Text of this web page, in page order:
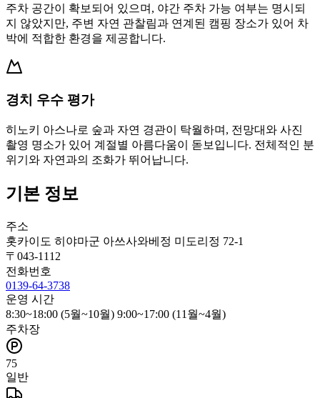
주차 공간이 확보되어 있으며, 야간 주차 가능 여부는 명시되
지 않았지만, 주변 자연 관찰림과 연계된 캠핑 장소가 있어 차
박에 적합한 환경을 제공합니다.
경치 우수 평가
히노키 아스나로 숲과 자연 경관이 탁월하며, 전망대와 사진
촬영 명소가 있어 계절별 아름다움이 돋보입니다. 전체적인 분
위기와 자연과의 조화가 뛰어납니다.
기본 정보
주소
홋카이도 히야마군 아쓰사와베정 미도리정 72-1
〒 043-1112
전화번호
0139-64-3738
운영 시간
8:30~18:00 (5월~10월) 9:00~17:00 (11월~4월)
주차장
75
일반